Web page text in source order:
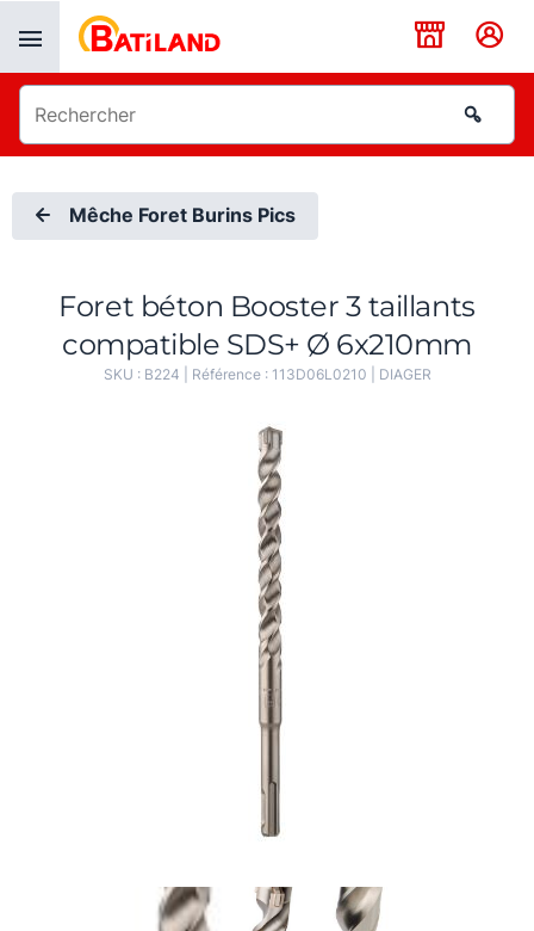
Mêche Foret Burins Pics
Foret béton Booster 3 taillants
compatible SDS+ Ø 6x210mm
SKU : B224 | Référence : 113D06L0210 DIAGER
Panneau de gestion des cookies